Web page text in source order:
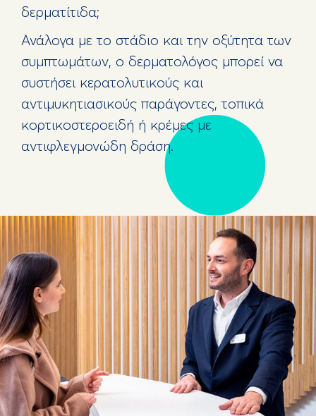
δερματίτιδα;
Ανάλογα με το στάδιο και την οξύτητα των
συμπτωμάτων, ο δερματολόγος μπορεί να
συστήσει κερατολυτικούς και
αντιμυκητιασικούς παράγοντες, τοπικά
κορτικοστεροειδή ή κρέμες με
αντιφλεγμονώδη δράση.